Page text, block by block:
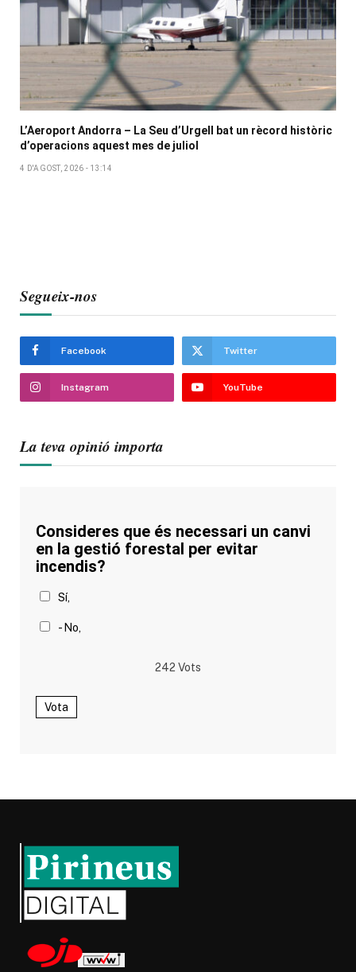
L’Aeroport Andorra – La Seu d’Urgell bat un rècord històric
d’operacions aquest mes de juliol
4 D'AGOST, 2026 - 13:14
Segueix-nos
Facebook Twitter
Instagram YouTube
La teva opinió importa
Consideres que és necessari un canvi
en la gestió forestal per evitar
incendis?
Sí,
- No,
242 Vots
Vota